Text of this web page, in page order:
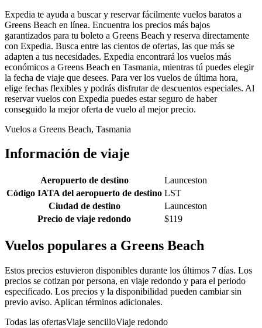
Expedia te ayuda a buscar y reservar fácilmente vuelos baratos a
Greens Beach en línea. Encuentra los precios más bajos
garantizados para tu boleto a Greens Beach y reserva directamente
con Expedia. Busca entre las cientos de ofertas, las que más se
adapten a tus necesidades. Expedia encontrará los vuelos más
económicos a Greens Beach en Tasmania, mientras tú puedes elegir
la fecha de viaje que desees. Para ver los vuelos de última hora,
elige fechas flexibles y podrás disfrutar de descuentos especiales. Al
reservar vuelos con Expedia puedes estar seguro de haber
conseguido la mejor oferta de vuelo al mejor precio.
Vuelos a Greens Beach, Tasmania
Información de viaje
Aeropuerto de destino
Launceston
Código IATA del aeropuerto de destino LST
Ciudad de destino
Launceston
Precio de viaje redondo
$119
Vuelos populares a Greens Beach
Estos precios estuvieron disponibles durante los últimos 7 días. Los
precios se cotizan por persona, en viaje redondo y para el periodo
especificado. Los precios y la disponibilidad pueden cambiar sin
previo aviso. Aplican términos adicionales.
Todas las ofertasViaje sencilloViaje redondo